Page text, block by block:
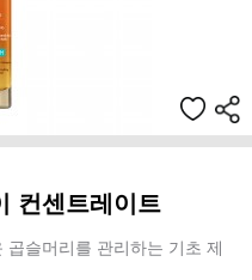
컨센트레이트
슬머리를 관리하는 기초 제